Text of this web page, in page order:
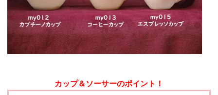
カップ＆ソーサーのポイント！